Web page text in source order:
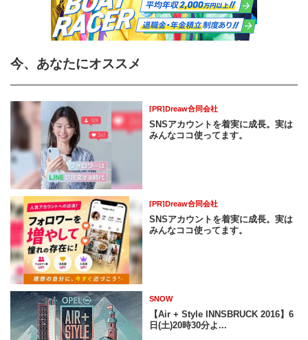
今、あなたにオススメ
[PR]Dreaw合同会社
SNSアカウントを着実に成長。実は
みんなココ使ってます。
[PR]Dreaw合同会社
SNSアカウントを着実に成長。実は
みんなココ使ってます。
SNOW
【Air + Style INNSBRUCK 2016】6
日(土)20時30分よ...